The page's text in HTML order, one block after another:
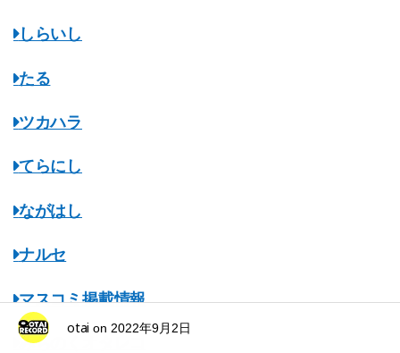
しらいし
たる
ツカハラ
てらにし
ながはし
ナルセ
マスコミ掲載情報
みちのくオタレコ
otai on 2022年9月2日